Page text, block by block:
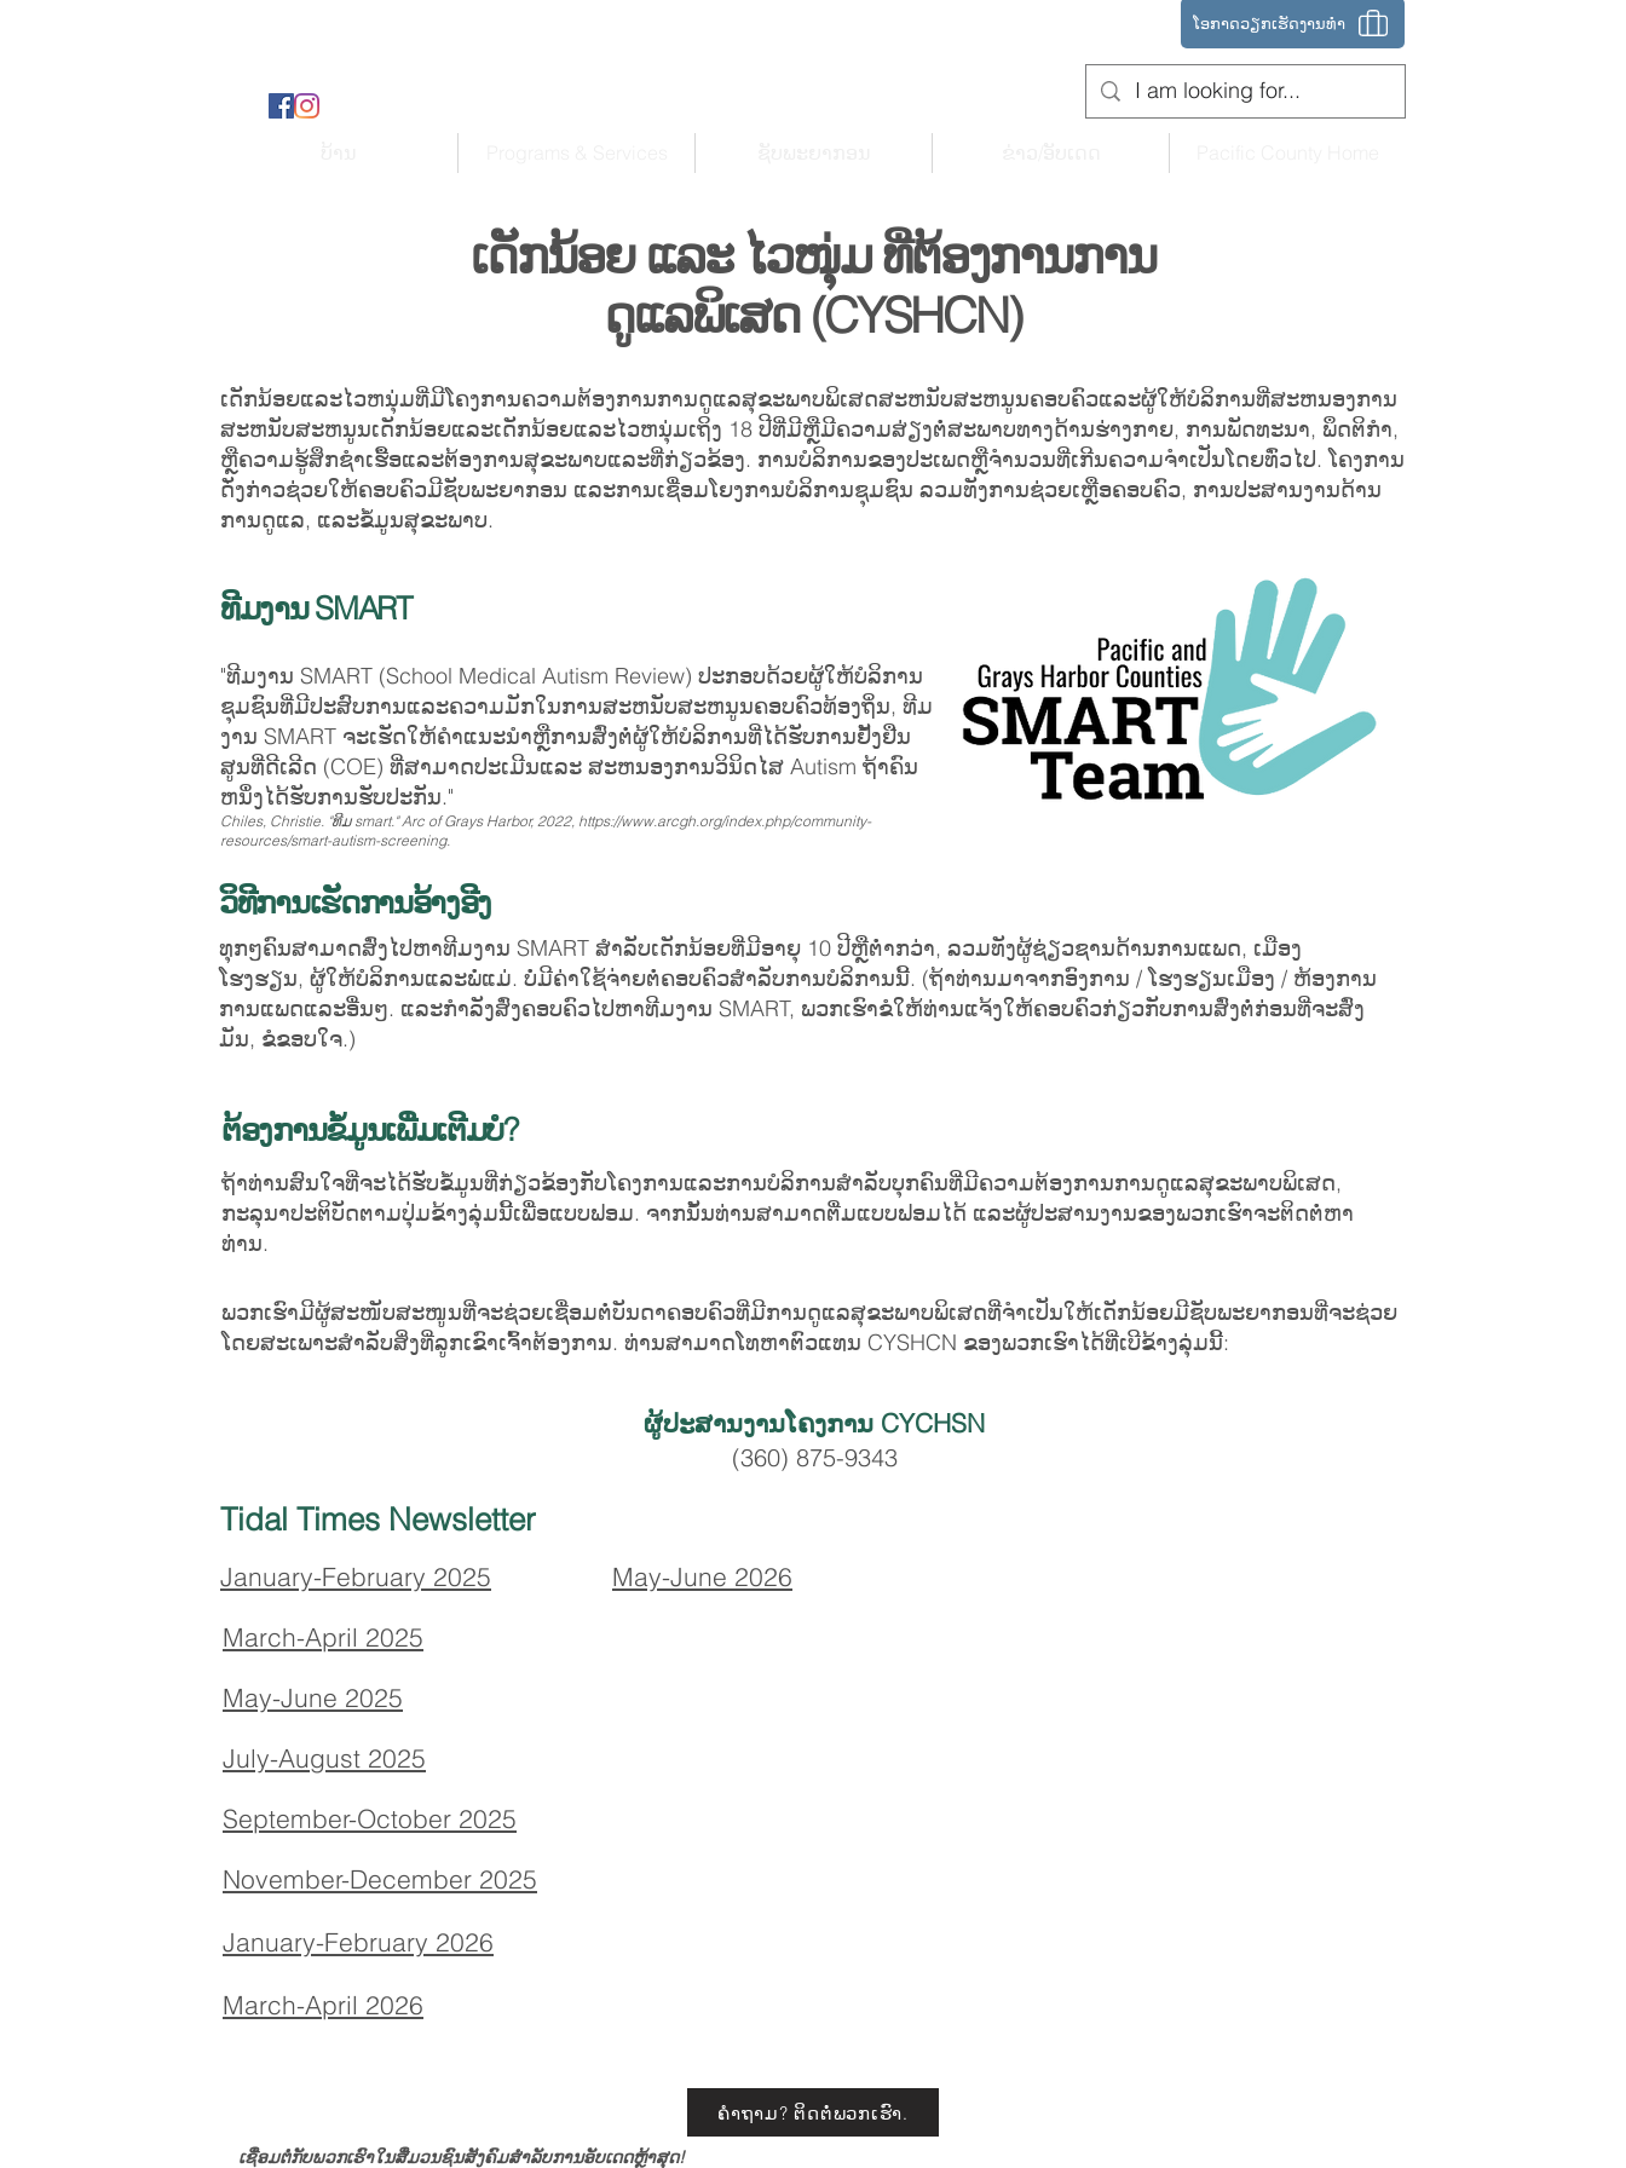
ໂອກາດວຽກເຮັດງານທໍາ
ເດັກນ້ອຍ ແລະ ໄວໜຸ່ມ ທີ່ຕ້ອງການການ
ດູແລພິເສດ (CYSHCN)
ເດັກນ້ອຍແລະໄວຫນຸ່ມທີ່ມີໂຄງການຄວາມຕ້ອງການການດູແລສຸຂະພາບພິເສດສະຫນັບສະຫນູນຄອບຄົວແລະຜູ້ໃຫ້ບໍລິການທີ່ສະຫນອງການ
ສະຫນັບສະຫນູນເດັກນ້ອຍແລະເດັກນ້ອຍແລະໄວຫນຸ່ມເຖິງ 18 ປີທີ່ມີຫຼືມີຄວາມສ່ຽງຕໍ່ສະພາບທາງດ້ານຮ່າງກາຍ, ການພັດທະນາ, ພຶດຕິກໍາ,
ຫຼືຄວາມຮູ້ສຶກຊໍາເຮື້ອແລະຕ້ອງການສຸຂະພາບແລະທີ່ກ່ຽວຂ້ອງ. ການ​ບໍ​ລິ​ການ​ຂອງ​ປະ​ເພດ​ຫຼື​ຈໍາ​ນວນ​ທີ່​ເກີນ​ຄວາມ​ຈໍາ​ເປັນ​ໂດຍ​ທົ່ວ​ໄປ​. ໂຄງການ
ດັ່ງກ່າວຊ່ວຍໃຫ້ຄອບຄົວມີຊັບພະຍາກອນ ແລະການເຊື່ອມໂຍງການບໍລິການຊຸມຊົນ ລວມທັງການຊ່ວຍເຫຼືອຄອບຄົວ, ການປະສານງານດ້ານ
ການດູແລ, ແລະຂໍ້ມູນສຸຂະພາບ.
ທີມງານ SMART
"ທີມງານ SMART (School Medical Autism Review) ປະກອບດ້ວຍຜູ້ໃຫ້ບໍລິການ
ຊຸມຊົນທີ່ມີປະສົບການແລະຄວາມມັກໃນການສະຫນັບສະຫນູນຄອບຄົວທ້ອງຖິ່ນ, ທີມ
ງານ SMART ຈະເຮັດໃຫ້ຄໍາແນະນໍາຫຼືການສົ່ງຕໍ່ຜູ້ໃຫ້ບໍລິການທີ່ໄດ້ຮັບການຢັ້ງຢືນ
ສູນທີ່ດີເລີດ (COE) ທີ່ສາມາດປະເມີນແລະ ສະຫນອງການວິນິດໄສ Autism ຖ້າຄົນ
ຫນຶ່ງໄດ້ຮັບການຮັບປະກັນ."
Chiles, Christie. "ທີມ smart." Arc of Grays Harbor, 2022, https://www.arcgh.org/index.php/community-
resources/smart-autism-screening.
ວິທີການເຮັດການອ້າງອີງ
ທຸກໆຄົນສາມາດສົ່ງໄປຫາທີມງານ SMART ສໍາລັບເດັກນ້ອຍທີ່ມີອາຍຸ 10 ປີຫຼືຕໍ່າກວ່າ, ລວມທັງຜູ້ຊ່ຽວຊານດ້ານການແພດ, ເມືອງ
ໂຮງຮຽນ, ຜູ້ໃຫ້ບໍລິການແລະພໍ່ແມ່. ບໍ່ມີຄ່າໃຊ້ຈ່າຍຕໍ່ຄອບຄົວສໍາລັບການບໍລິການນີ້. (ຖ້າທ່ານມາຈາກອົງການ / ໂຮງຮຽນເມືອງ / ຫ້ອງການ
ການແພດແລະອື່ນໆ. ແລະກໍາລັງສົ່ງຄອບຄົວໄປຫາທີມງານ SMART, ພວກເຮົາຂໍໃຫ້ທ່ານແຈ້ງໃຫ້ຄອບຄົວກ່ຽວກັບການສົ່ງຕໍ່ກ່ອນທີ່ຈະສົ່ງ
ມັນ, ຂໍຂອບໃຈ.)
ຕ້ອງການຂໍ້ມູນເພີ່ມເຕີມບໍ?
ຖ້າທ່ານສົນໃຈທີ່ຈະໄດ້ຮັບຂໍ້ມູນທີ່ກ່ຽວຂ້ອງກັບໂຄງການແລະການບໍລິການສໍາລັບບຸກຄົນທີ່ມີຄວາມຕ້ອງການການດູແລສຸຂະພາບພິເສດ,
ກະລຸນາປະຕິບັດຕາມປຸ່ມຂ້າງລຸ່ມນີ້ເພື່ອແບບຟອມ. ຈາກນັ້ນທ່ານສາມາດຕື່ມແບບຟອມໄດ້ ແລະຜູ້ປະສານງານຂອງພວກເຮົາຈະຕິດຕໍ່ຫາ
ທ່ານ.
ພວກ​ເຮົາ​ມີ​ຜູ້​ສະ​ໜັບ​ສະ​ໜູນ​ທີ່​ຈະ​ຊ່ວຍ​ເຊື່ອມ​ຕໍ່​ບັນ​ດາ​ຄອບ​ຄົວ​ທີ່​ມີ​ການ​ດູ​ແລ​ສຸ​ຂະ​ພາບ​ພິ​ເສດ​ທີ່​ຈຳ​ເປັນ​ໃຫ້​ເດັກ​ນ້ອຍ​ມີ​ຊັບ​ພະ​ຍາ​ກອນ​ທີ່​ຈະ​ຊ່ວຍ​
ໂດຍ​ສະ​ເພາະ​ສຳ​ລັບ​ສິ່ງ​ທີ່​ລູກ​ເຂົາ​ເຈົ້າ​ຕ້ອງ​ການ. ທ່ານສາມາດໂທຫາຕົວແທນ CYSHCN ຂອງພວກເຮົາໄດ້ທີ່ເບີຂ້າງລຸ່ມນີ້:
ຜູ້ປະສານງານໂຄງການ CYCHSN
(360) 875-9343
Tidal Times Newsletter
January-February 2025
May-June 2026
March-April 2025
May-June 2025
July-August 2025
September-October 2025
November-December 2025
January-February 2026
March-April 2026
ຄໍາຖາມ? ຕິດ​ຕໍ່​ພວກ​ເຮົາ.
ເຊື່ອມຕໍ່ກັບພວກເຮົາໃນສື່ມວນຊົນສັງຄົມສໍາລັບການອັບເດດຫຼ້າສຸດ!